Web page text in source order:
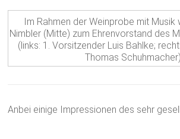
Thomas
Anbei einige Impressionen des sehr